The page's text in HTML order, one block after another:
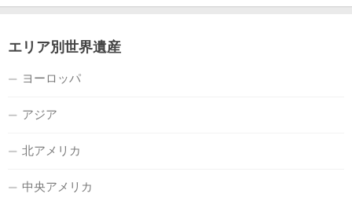
エリア別世界遺産
ヨーロッパ
アジア
北アメリカ
中央アメリカ